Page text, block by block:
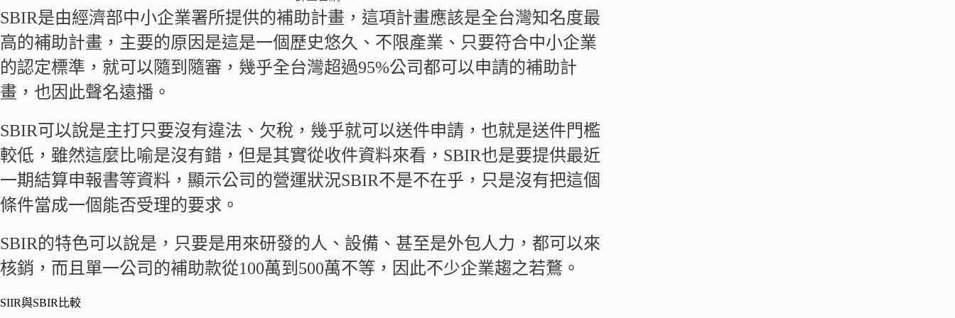
SBIR是由經濟部中小企業署所提供的補助計畫，這項計畫應該是全台灣知名度最
高的補助計畫，主要的原因是這是一個歷史悠久、不限產業、只要符合中小企業
的認定標準，就可以隨到隨審，幾乎全台灣超過95%公司都可以申請的補助計
畫，也因此聲名遠播。
SBIR可以說是主打只要沒有違法、欠稅，幾乎就可以送件申請，也就是送件門檻
較低，雖然這麼比喻是沒有錯，但是其實從收件資料來看，SBIR也是要提供最近
一期結算申報書等資料，顯示公司的營運狀況SBIR不是不在乎，只是沒有把這個
條件當成一個能否受理的要求。
SBIR的特色可以說是，只要是用來研發的人、設備、甚至是外包人力，都可以來
核銷，而且單一公司的補助款從100萬到500萬不等，因此不少企業趨之若鶩。
SIIR與SBIR比較